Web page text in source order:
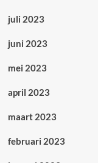
juli 2023
juni 2023
mei 2023
april 2023
maart 2023
februari 2023